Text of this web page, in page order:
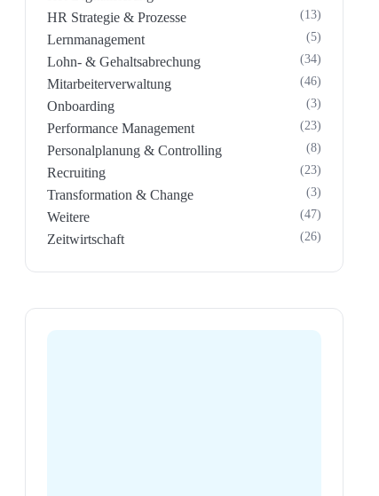
HR Strategie & Prozesse (13)
Lernmanagement (5)
Lohn- & Gehaltsabrechung (34)
Mitarbeiterverwaltung (46)
Onboarding (3)
Performance Management (23)
Personalplanung & Controlling (8)
Recruiting (23)
Transformation & Change (3)
Weitere (47)
Zeitwirtschaft (26)